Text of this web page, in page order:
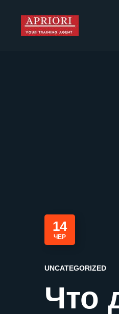
14
ЧЕР
UNCATEGORIZED
Что